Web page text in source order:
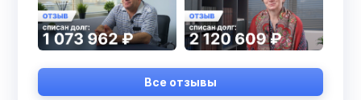
Все отзывы